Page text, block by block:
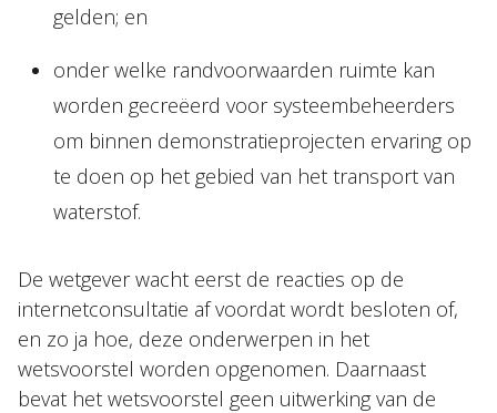
gelden; en
onder welke randvoorwaarden ruimte kan
worden gecreëerd voor systeembeheerders
om binnen demonstratieprojecten ervaring op
te doen op het gebied van het transport van
waterstof.
De wetgever wacht eerst de reacties op de
internetconsultatie af voordat wordt besloten of,
en zo ja hoe, deze onderwerpen in het
wetsvoorstel worden opgenomen. Daarnaast
bevat het wetsvoorstel geen uitwerking van de